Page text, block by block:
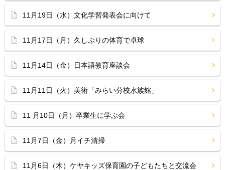
11月19日（水）文化学習発表会に向けて
11月17日（月）久しぶりの体育で卓球
11月14日（金）日本語教育座談会
11月11日（火）美術「みらい分校水族館」
11 月10日（月）卒業生に学ぶ会
11月7日（金）月イチ清掃
11月6日（木）ケヤキッズ保育園の子どもたちと交流会